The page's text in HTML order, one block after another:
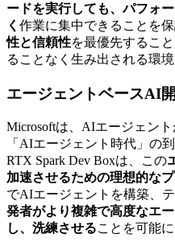
ードを実行しても、パフォ
く 作業に集中できることを
性と信頼性を最優先するこ
ることなく生み出される環
エージェントベースAI
Microsoftは、AIエージェン
「AIエージェント時代」の
RTX Spark Dev Boxは、この
加速させるための理想的な
でAIエージェントを構築、
発者がより複雑で高度なエ
し、洗練させることを可能に